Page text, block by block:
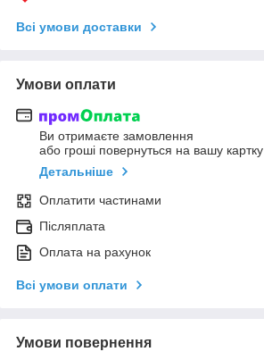
Всі умови доставки
Умови оплати
Ви отримаєте замовлення
або гроші повернуться на вашу картку
Детальніше
Оплатити частинами
Післяплата
Оплата на рахунок
Всі умови оплати
Умови повернення